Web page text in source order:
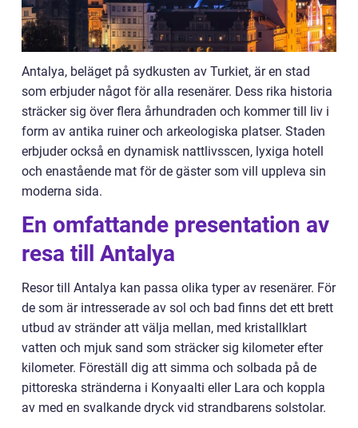
Antalya, beläget på sydkusten av Turkiet, är en stad
som erbjuder något för alla resenärer. Dess rika historia
sträcker sig över flera århundraden och kommer till liv i
form av antika ruiner och arkeologiska platser. Staden
erbjuder också en dynamisk nattlivsscen, lyxiga hotell
och enastående mat för de gäster som vill uppleva sin
moderna sida.
En omfattande presentation av
resa till Antalya
Resor till Antalya kan passa olika typer av resenärer. För
de som är intresserade av sol och bad finns det ett brett
utbud av stränder att välja mellan, med kristallklart
vatten och mjuk sand som sträcker sig kilometer efter
kilometer. Föreställ dig att simma och solbada på de
pittoreska stränderna i Konyaalti eller Lara och koppla
av med en svalkande dryck vid strandbarens solstolar.